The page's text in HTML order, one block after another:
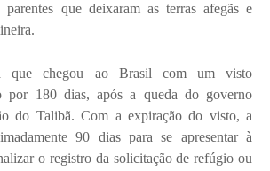
que deixaram as terras afegãs e
que chegou ao Brasil com um visto
por 180 dias, após a queda do governo
do Talibã. Com a expiração do visto, a
90 dias para se apresentar à
o registro da solicitação de refúgio ou